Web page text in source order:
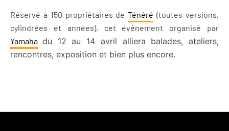
Réservé à 150 propriétaires deTénéré (toutes versions,
cylindrées et années), cet événement organisé par
Yamaha du 12 au 14 avril alliera balades, ateliers,
rencontres, exposition et bien plus encore.